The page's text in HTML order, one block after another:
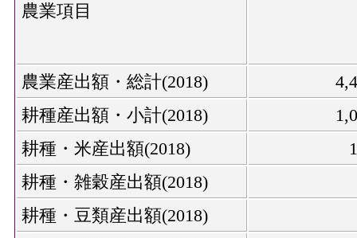
農業項目
農業産出額・総計(2018)
耕種産出額・小計(2018)
耕種・米産出額(2018)
耕種・雑穀産出額(2018)
耕種・豆類産出額(2018)